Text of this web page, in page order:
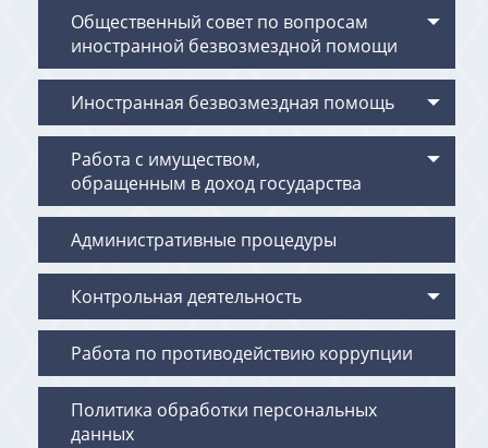
Общественный совет по вопросам
иностранной безвозмездной помощи
Иностранная безвозмездная помощь
Работа с имуществом,
обращенным в доход государства
Административные процедуры
Контрольная деятельность
Работа по противодействию коррупции
Политика обработки персональных
данных